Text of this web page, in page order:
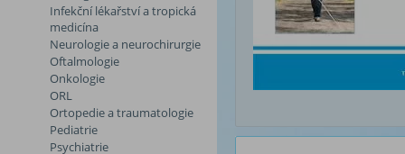
Infekční lékařství a tropická
medicína
Neurologie a neurochirurgie
Oftalmologie
Onkologie
ORL
Ortopedie a traumatologie
Pediatrie
Psychiatrie